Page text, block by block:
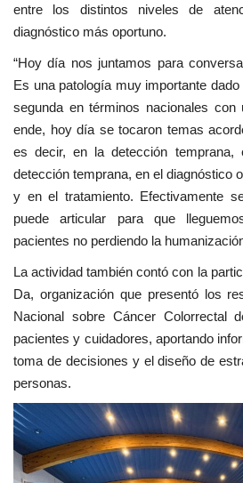
entre los distintos niveles de
diagnóstico más oportuno.
“Hoy día nos juntamos para
Es una patología muy importante
segunda en términos nacionales
ende, hoy día se tocaron temas
es decir, en la detección temprana,
detección temprana, en el diagnóstico
y en el tratamiento. Efectivamente
puede articular para que
pacientes no perdiendo la
La actividad también contó con la
Da, organización que presentó los
Nacional sobre Cáncer Colorrectal
pacientes y cuidadores, aportando
toma de decisiones y el diseño de
personas.